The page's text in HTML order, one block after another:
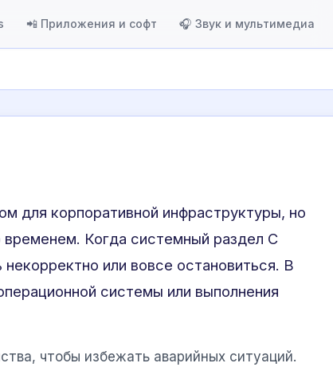
📲 Приложения и софт 🎧 Звук и мультимедиа
для корпоративной инфраструктуры, но
Когда системный раздел C
или вовсе остановиться. В
системы или выполнения
чтобы избежать аварийных ситуаций.